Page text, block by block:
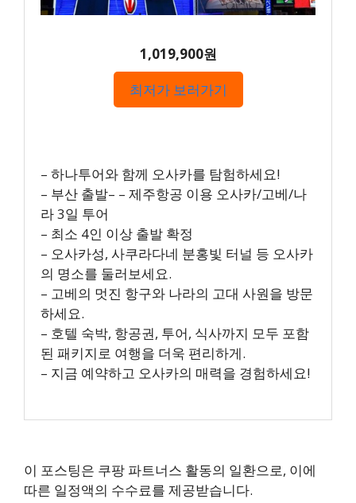
1,019,900원
최저가 보러가기
– 하나투어와 함께 오사카를 탐험하세요!
– 부산 출발– – 제주항공 이용 오사카/고베/나
라 3일 투어
– 최소 4인 이상 출발 확정
– 오사카성, 사쿠라다네 분홍빛 터널 등 오사카
의 명소를 둘러보세요.
– 고베의 멋진 항구와 나라의 고대 사원을 방문
하세요.
– 호텔 숙박, 항공권, 투어, 식사까지 모두 포함
된 패키지로 여행을 더욱 편리하게.
– 지금 예약하고 오사카의 매력을 경험하세요!
이 포스팅은 쿠팡 파트너스 활동의 일환으로, 이에
따른 일정액의 수수료를 제공받습니다.